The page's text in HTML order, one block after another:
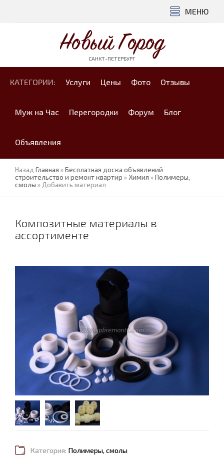
МЕНЮ
Новый Город
САНКТ-ПЕТЕРБУРГ
КАТЕГОРИИ: Услуги Цены Фото Отзывы
Муж на Час Перегородки Форум Блог
Объявления
Назад Главная »Бесплатная доска объявлений
строительство и ремонт квартир » Химия »Полимеры,
смолы » Добавить материал
Композитные материалы в
ассортименте
Категория: Полимеры, смолы